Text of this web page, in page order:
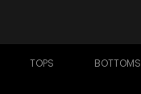
TOPS BOTTOMS